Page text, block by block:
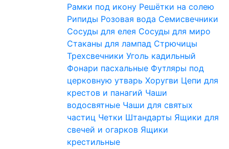
Рамки под икону Решётки на солею
Рипиды Розовая вода Семисвечники
Сосуды для елея Сосуды для миро
Стаканы для лампад Стрючицы
Трехсвечники Уголь кадильный
Фонари пасхальные Футляры под
церковную утварь Хоругви Цепи для
крестов и панагий Чаши
водосвятные Чаши для святых
частиц Четки Штандарты Ящики для
свечей и огарков Ящики
крестильные